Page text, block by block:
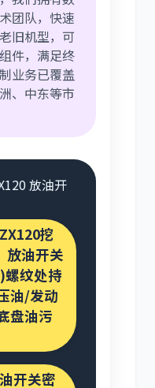
团队，快速
旧机型，可
件，满足终
业务已覆盖
、中东等市
放油开
挖
放油开关
螺纹处持
油/发动
盘油污
开关密